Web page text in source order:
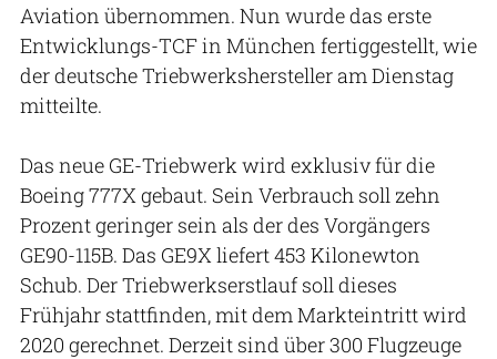
Aviation übernommen. Nun wurde das erste
Entwicklungs-TCF in München fertiggestellt, wie
der deutsche Triebwerkshersteller am Dienstag
mitteilte.
Das neue GE-Triebwerk wird exklusiv für die
Boeing 777X gebaut. Sein Verbrauch soll zehn
Prozent geringer sein als der des Vorgängers
GE90-115B. Das GE9X liefert 453 Kilonewton
Schub. Der Triebwerkserstlauf soll dieses
Frühjahr stattfinden, mit dem Markteintritt wird
2020 gerechnet. Derzeit sind über 300 Flugzeuge